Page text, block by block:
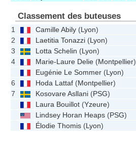
Classement des buteuses
1 Camille Abily (Lyon)
2
Laetitia Tonazzi (Lyon)
3 Lotta Schelin (Lyon)
4 Marie-Laure Delie (Montpellier)
Eugénie Le Sommer (Lyon)
6
Hoda Lattaf (Montpellier)
7
Kosovare Asllani (PSG)
Laura Bouillot (Yzeure)
Lindsey Horan Heaps (PSG)
Élodie Thomis (Lyon)